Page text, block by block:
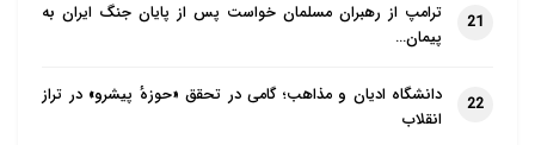
21
ترامپ از رهبران مسلمان خواست پس از پایان جنگ ایران به
پیمان…
22
دانشگاه ادیان و مذاهب؛ گامی در تحقق «حوزهٔ پیشرو» در تراز
انقلاب